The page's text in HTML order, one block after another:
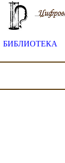
БИБЛИОТЕКА